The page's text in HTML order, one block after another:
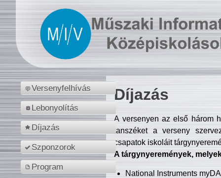
Versenyfelhívás
Lebonyolítás
Díjazás
Szponzorok
Program
Díjazás
A versenyen az első három
tanszéket a verseny
csapatok iskoláit
A tárgynyeremények,
National Instruments